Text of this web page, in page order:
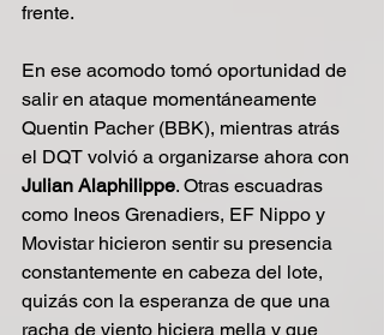
frente.
En ese acomodo tomó oportunidad de
salir en ataque momentáneamente
Quentin Pacher (BBK), mientras atrás
el DQT volvió a organizarse ahora con
Julian Alaphilippe. Otras escuadras
como Ineos Grenadiers, EF Nippo y
Movistar hicieron sentir su presencia
constantemente en cabeza del lote,
quizás con la esperanza de que una
racha de viento hiciera mella y que